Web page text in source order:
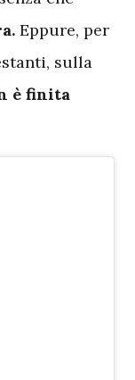
Eppure, per
sulla
è finita